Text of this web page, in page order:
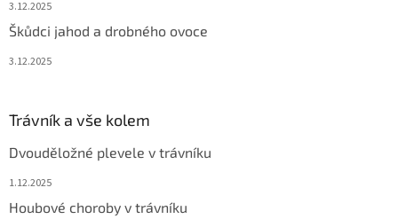
3.12.2025
Škůdci jahod a drobného ovoce
3.12.2025
Trávník a vše kolem
Dvouděložné plevele v trávníku
1.12.2025
Houbové choroby v trávníku